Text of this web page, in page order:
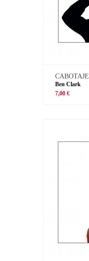
CABOTAJE
Ben Clark
7,00 €